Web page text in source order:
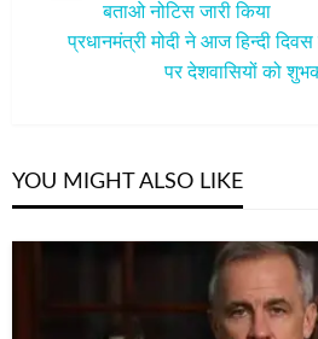
बताओ नोटिस जारी किया
प्रधानमंत्री मोदी ने आज हिन्दी
पर देशवासियों को
YOU MIGHT ALSO LIKE